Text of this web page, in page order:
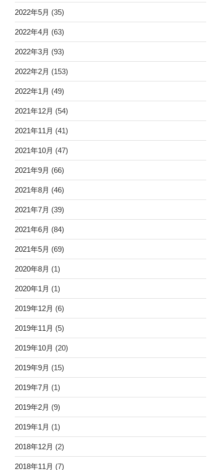
2022年5月 (35)
2022年4月 (63)
2022年3月 (93)
2022年2月 (153)
2022年1月 (49)
2021年12月 (54)
2021年11月 (41)
2021年10月 (47)
2021年9月 (66)
2021年8月 (46)
2021年7月 (39)
2021年6月 (84)
2021年5月 (69)
2020年8月 (1)
2020年1月 (1)
2019年12月 (6)
2019年11月 (5)
2019年10月 (20)
2019年9月 (15)
2019年7月 (1)
2019年2月 (9)
2019年1月 (1)
2018年12月 (2)
2018年11月 (7)